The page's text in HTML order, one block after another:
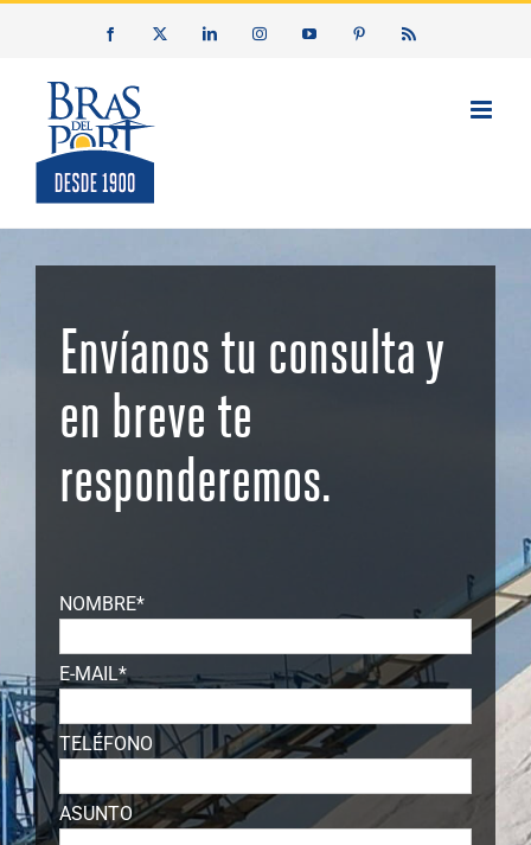
Facebook LinkedInInstagramYouTube PinterestRss
Envíanos tu consulta y
en breve te
responderemos.
NOMBRE*
E-MAIL*
TELÉFONO
ASUNTO